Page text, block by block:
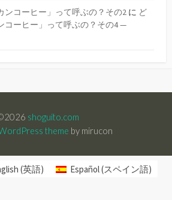
ンコーヒー」って呼ぶの？その2 に ど
コーヒー」って呼ぶの？その4 —
shoguito.com
theme by mirucon
(英語) Español(スペイン語)